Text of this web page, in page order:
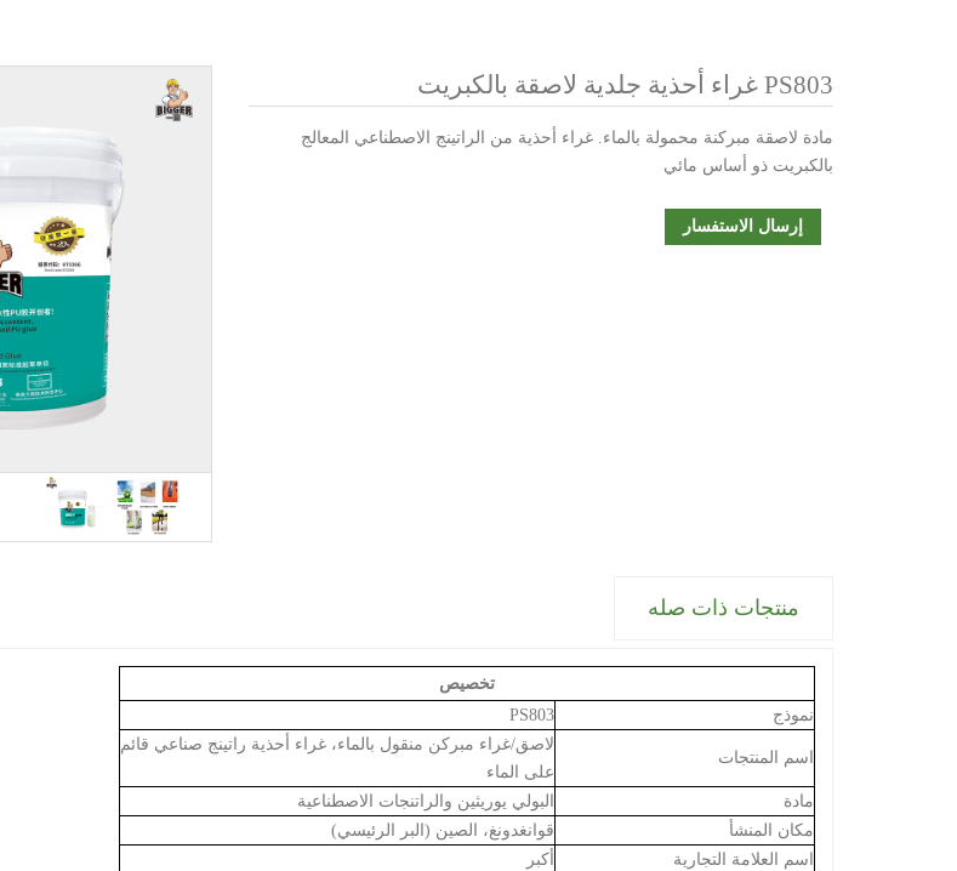
PS803 غراء أحذية جلدية لاصقة بالكبريت
مادة لاصقة مبركنة محمولة بالماء. غراء أحذية من الراتينج الاصطناعي المعالج
بالكبريت ذو أساس مائي
إرسال الاستفسار
منتجات ذات صله
تخصيص
نموذج
PS803
اسم المنتجات
لاصق/غراء مبركن منقول بالماء، غراء أحذية راتينج صناعي قائم
على الماء
مادة
البولي يوريثين والراتنجات الاصطناعية
مكان المنشأ
قوانغدونغ، الصين (البر الرئيسي)
اسم العلامة التجارية
أكبر